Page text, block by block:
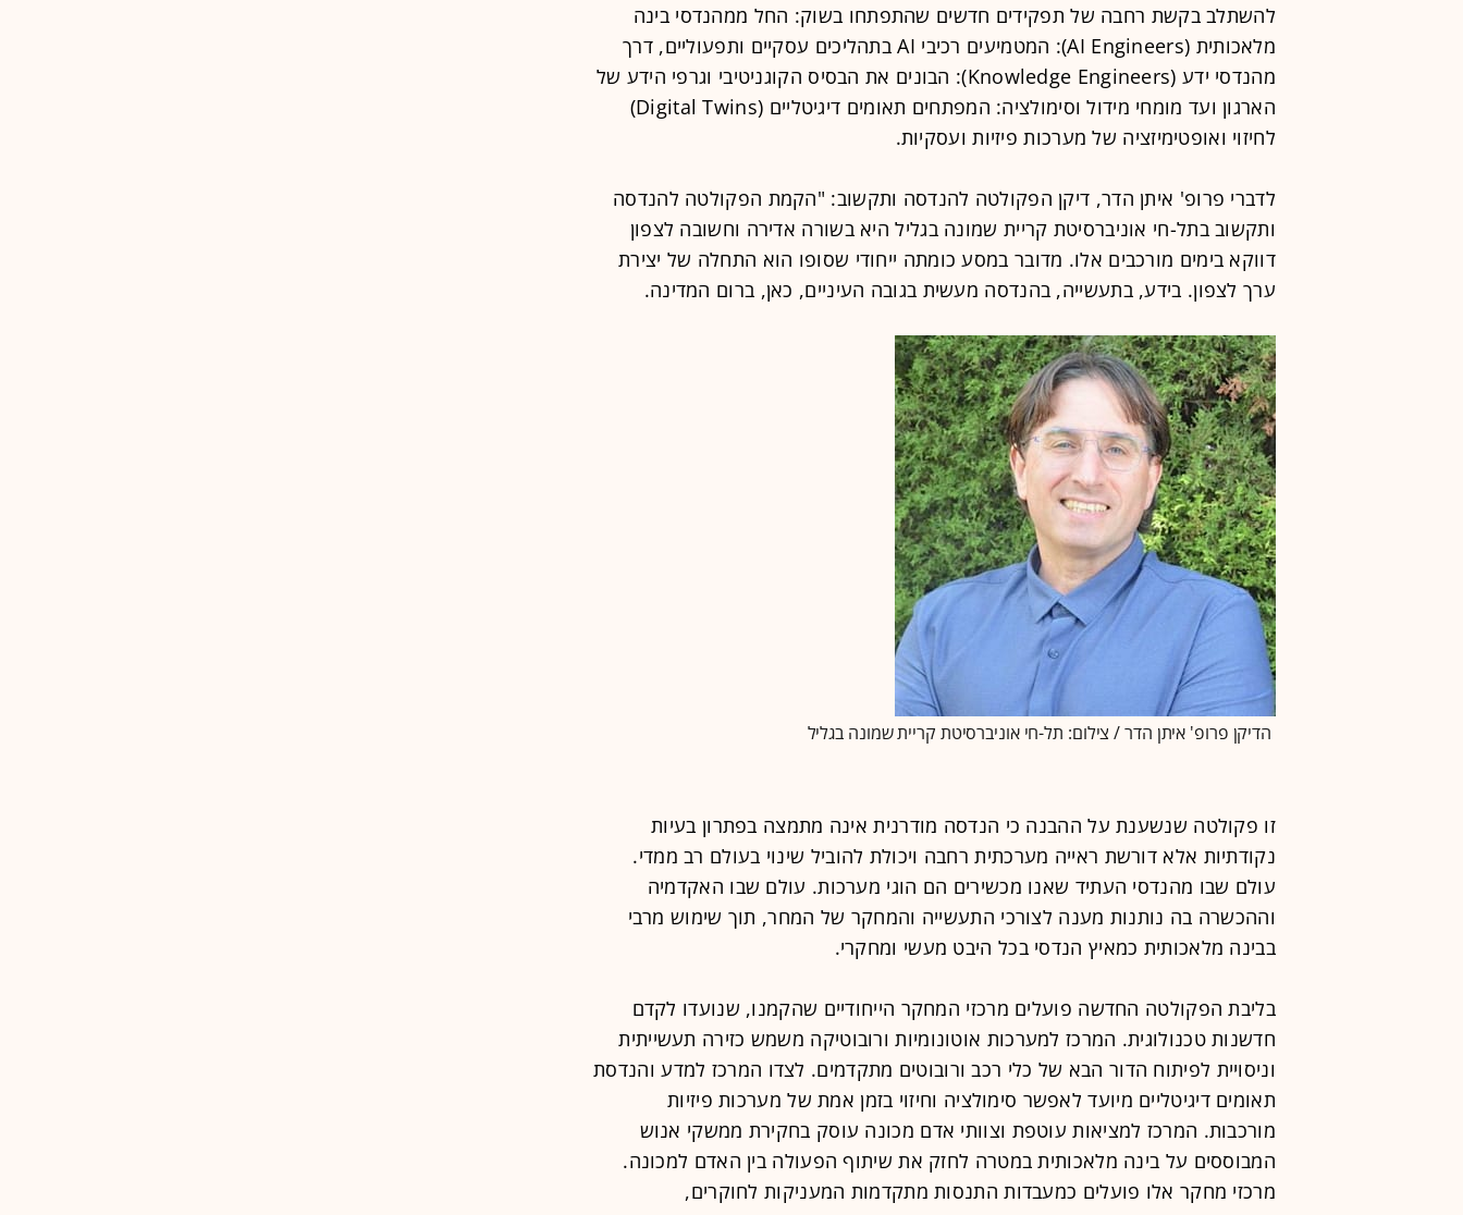
להשתלב בקשת רחבה של תפקידים חדשים שהתפתחו בשוק: החל ממהנדסי בינה
מלאכותית (AI Engineers): המטמיעים רכיבי AI בתהליכים עסקיים ותפעוליים, דרך
מהנדסי ידע (Knowledge Engineers): הבונים את הבסיס הקוגניטיבי וגרפי הידע של
הארגון ועד מומחי מידול וסימולציה: המפתחים תאומים דיגיטליים (Digital Twins)
לחיזוי ואופטימיזציה של מערכות פיזיות ועסקיות.
לדברי פרופ' איתן הדר, דיקן הפקולטה להנדסה ותקשוב: "הקמת הפקולטה להנדסה
ותקשוב בתל-חי אוניברסיטת קריית שמונה בגליל היא בשורה אדירה וחשובה לצפון
דווקא בימים מורכבים אלו. מדובר במסע כומתה ייחודי שסופו הוא התחלה של יצירת
ערך לצפון. בידע, בתעשייה, בהנדסה מעשית בגובה העיניים, כאן, ברום המדינה.
הדיקן פרופ' איתן הדר / צילום: תל-חי אוניברסיטת קריית שמונה בגליל
זו פקולטה שנשענת על ההבנה כי הנדסה מודרנית אינה מתמצה בפתרון בעיות
נקודתיות אלא דורשת ראייה מערכתית רחבה ויכולת להוביל שינוי בעולם רב ממדי.
עולם שבו מהנדסי העתיד שאנו מכשירים הם הוגי מערכות. עולם שבו האקדמיה
וההכשרה בה נותנות מענה לצורכי התעשייה והמחקר של המחר, תוך שימוש מרבי
בבינה מלאכותית כמאיץ הנדסי בכל היבט מעשי ומחקרי.
בליבת הפקולטה החדשה פועלים מרכזי המחקר הייחודיים שהקמנו, שנועדו לקדם
חדשנות טכנולוגית. המרכז למערכות אוטונומיות ורובוטיקה משמש כזירה תעשייתית
וניסויית לפיתוח הדור הבא של כלי רכב ורובוטים מתקדמים. לצדו המרכז למדע והנדסת
תאומים דיגיטליים מיועד לאפשר סימולציה וחיזוי בזמן אמת של מערכות פיזיות
מורכבות. המרכז למציאות עוטפת וצוותי אדם מכונה עוסק בחקירת ממשקי אנוש
המבוססים על בינה מלאכותית במטרה לחזק את שיתוף הפעולה בין האדם למכונה.
מרכזי מחקר אלו פועלים כמעבדות התנסות מתקדמות המעניקות לחוקרים,